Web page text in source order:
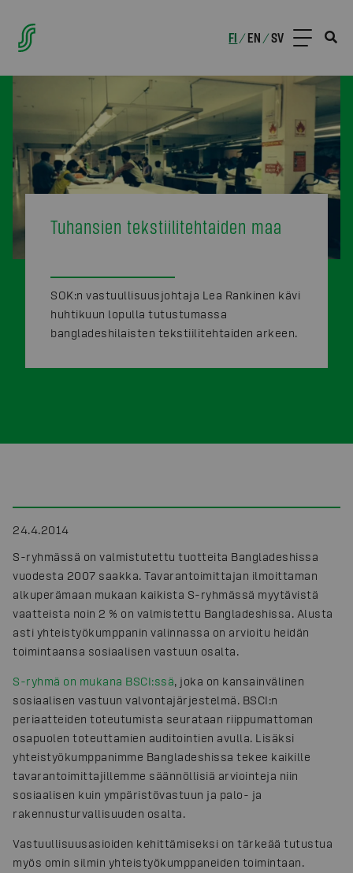
FI /EN /SV
Tuhansien tekstiilitehtaiden maa
SOK:n vastuullisuusjohtaja Lea Rankinen kävi
huhtikuun lopulla tutustumassa
bangladeshilaisten tekstiilitehtaiden arkeen.
24.4.2014
S-ryhmässä on valmistutettu tuotteita Bangladeshissa
vuodesta 2007 saakka. Tavarantoimittajan ilmoittaman
alkuperämaan mukaan kaikista S-ryhmässä myytävistä
vaatteista noin 2 % on valmistettu Bangladeshissa. Alusta
asti yhteistyökumppanin valinnassa on arvioitu heidän
toimintaansa sosiaalisen vastuun osalta.
S-ryhmä on mukana BSCI:ssä, joka on kansainvälinen
sosiaalisen vastuun valvontajärjestelmä. BSCI:n
periaatteiden toteutumista seurataan riippumattoman
osapuolen toteuttamien auditointien avulla. Lisäksi
yhteistyökumppanimme Bangladeshissa tekee kaikille
tavarantoimittajillemme säännöllisiä arviointeja niin
sosiaalisen kuin ympäristövastuun ja palo- ja
rakennusturvallisuuden osalta.
Vastuullisuusasioiden kehittämiseksi on tärkeää tutustua
myös omin silmin yhteistyökumppaneiden toimintaan.